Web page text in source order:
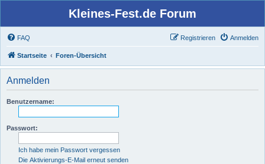
Kleines-Fest.de Forum
FAQ Anmelden
Registrieren
Startseite Foren-Übersicht
Anmelden
Benutzername:
Passwort:
Ich habe mein Passwort vergessen
Die Aktivierungs-E-Mail erneut senden